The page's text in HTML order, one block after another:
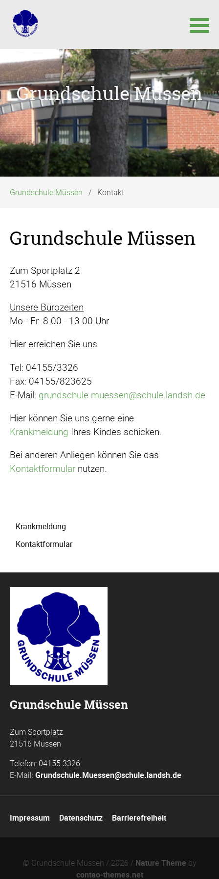
überspringen
Grundschule Müssen
Grundschule Müssen Kontakt
Grundschule Müssen
Zum Sportplatz 2
21516 Müssen
Unsere Bürozeiten
Mo - Fr: 8.00 - 13.00 Uhr
Hier erreichen Sie uns
Tel: 04155/3326
Fax: 04155/823625
E-Mail: grundschule.muessen@schule.landsh.de
Hier können Sie uns gerne eine
Krankmeldung Ihres Kindes schicken.
Bei anderen Anliegen können Sie das
Kontaktformular nutzen.
überspringen
Krankmeldung
Kontaktformular
Grundschule Müssen
Zum Sportplatz
21516 Müssen
Telefon: 04155 3326
E-Mail:Grundschule.Muessen@schule.landsh.de
überspringen
Impressum Datenschutz Barrierefreiheit
© Grundschule Müssen / 2026 / Nature Theme by
contao-themes.net